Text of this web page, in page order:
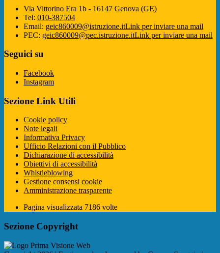
Via Vittorino Era 1b - 16147 Genova (GE)
Tel: 010-387504
Email: geic860009@istruzione.itLink per inviare una mail
PEC: geic860009@pec.istruzione.itLink per inviare una mail
Seguici su
Facebook
Instagram
Sezione Link Utili
Cookie policy
Note legali
Informativa Privacy
Ufficio Relazioni con il Pubblico
Dichiarazione di accessibilità
Obiettivi di accessibilità
Whistleblowing
Gestione consensi cookie
Amministrazione trasparente
Pagina visualizzata 7186 volte
Sezione Copyright